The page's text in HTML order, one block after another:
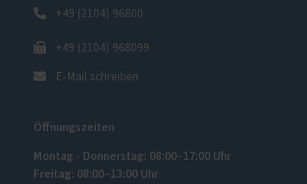
+49 (2104) 96800
+49 (2104) 968099
E-Mail schreiben
Öffnungszeiten
Montag - Donnerstag: 08:00–17:00 Uhr
Freitag: 08:00–13:00 Uhr